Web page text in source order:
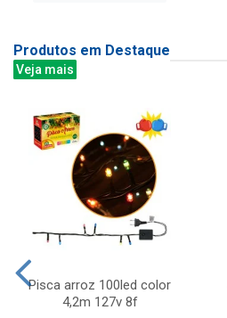
Produtos em Destaque
Veja mais
Pisca arroz 100led color
4,2m 127v 8f